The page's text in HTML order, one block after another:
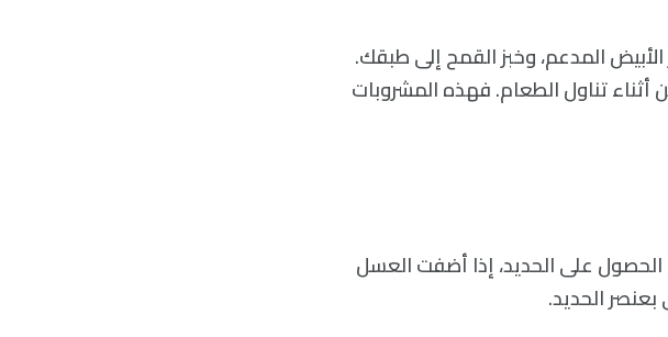
المدعم، وخبز القمح إلى طبقك.
تناول الطعام. فهذه المشروبات
على الحديد، إذا أضفت العسل
الحديد.